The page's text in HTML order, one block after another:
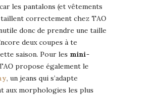
les pantalons (et vêtements
correctement chez TAO
donc de prendre une taille
deux coupes à te
saison. Pour les mini-
propose également le
, un jeans qui s’adapte
aux morphologies les plus